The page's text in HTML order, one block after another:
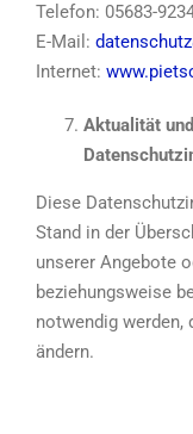
Telefon: 05683-
E-Mail:
Internet:
Aktualität
Diese
Stand in der
unserer Angebote
beziehungsweise
notwendig
ändern.